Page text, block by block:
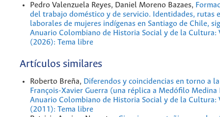
Pedro Valenzuela Reyes, Daniel Moreno Bazaes,
del trabajo doméstico y de servicio. Identidades, rutas
laborales de mujeres indígenas en Santiago de Chile,
Anuario Colombiano de Historia Social y de la Cultura:
(2026): Tema libre
Artículos similares
Roberto Breña, Diferendos y coincidencias en torno a
François-Xavier Guerra (una réplica a Medófilo
Anuario Colombiano de Historia Social y de la Cultura:
(2011): Tema libre